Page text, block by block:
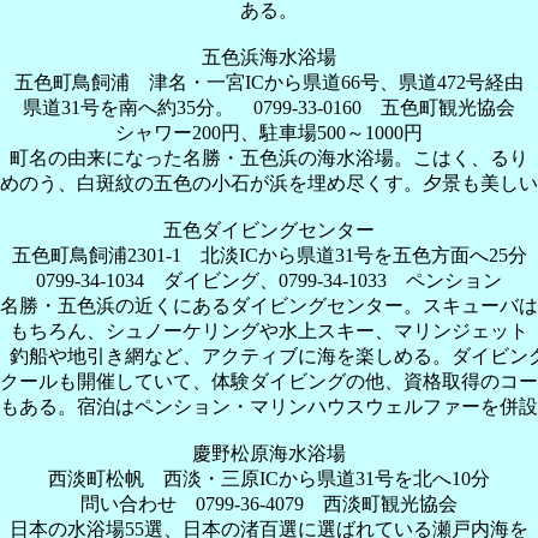
ある。
五色浜海水浴場
五色町鳥飼浦 津名・一宮ICから県道66号、県道472号経由
県道31号を南へ約35分。 0799-33-0160 五色町観光協会
シャワー200円、駐車場500～1000円
町名の由来になった名勝・五色浜の海水浴場。こはく、るり
めのう、白斑紋の五色の小石が浜を埋め尽くす。夕景も美しい
五色ダイビングセンター
五色町鳥飼浦2301-1 北淡ICから県道31号を五色方面へ25分
0799-34-1034 ダイビング、0799-34-1033 ペンション
名勝・五色浜の近くにあるダイビングセンター。スキューバは
もちろん、シュノーケリングや水上スキー、マリンジェット
釣船や地引き網など、アクティブに海を楽しめる。ダイビン
ールも開催していて、体験ダイビングの他、資格取得のコ
もある。宿泊はペンション・マリンハウスウェルファーを併設
慶野松原海水浴場
西淡町松帆 西淡・三原ICから県道31号を北へ10分
問い合わせ 0799-36-4079 西淡町観光協会
日本の水浴場55選、日本の渚百選に選ばれている瀬戸内海を